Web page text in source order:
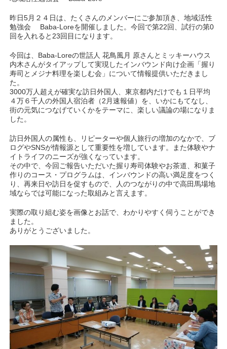
昨日5月２４日は、たくさんのメンバーにご参加頂き、地域活性
勉強会 Baba-Loreを開催しました。今回で第22回、試行の第0
回を入れると23回目になります。
今回は、Baba-Loreの世話人 花鳥風月 原さんとミッキーハウス
内木さんがタイアップして実現したインバウンド向け企画「握り
寿司とメジナ料理を楽しむ会」について情報提供いただきまし
た。
3000万人超えが確実な訪日外国人、東京都内だけでも１日平均
４万６千人の外国人宿泊者（2月速報値）を、いかにもてなし、
街の元気につなげていくかをテーマに、楽しい議論の場になりま
した。
訪日外国人の属性も、リピーターや個人旅行の増加のなかで、ブ
ログやSNSが情報源として重要性を増しています。また体験やナ
イトライフのニーズが強くなっています。
その中で、今回ご報告いただいた握り寿司体験やお茶道、和菓子
作りのコース・プログラムは、インバウンドの高い満足度をつく
り、再来日や訪日を促すもので、人のつながりの中で高田馬場地
域ならでは可能になった取組みと言えます。
実際の取り組む姿を画像とお話で、わかりやすく伺うことができ
ました。
ありがとうございました。